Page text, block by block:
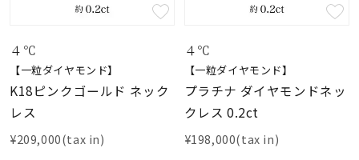
４℃
【一粒ダイヤモンド】
K18ピンクゴールド ネック
レス
¥209,000(tax in)
４℃
【一粒ダイヤモンド】
プラチナ ダイヤモンドネッ
クレス 0.2ct
¥198,000(tax in)